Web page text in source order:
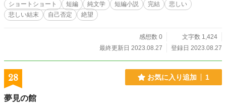
ショートショート 短編 純文学 短編小説 完結
悲しい
悲しい結末
自己否定 絶望
感想数 0
文字数 1,424
最終更新日 2023.08.27
登録日 2023.08.27
28 お気に入り追加 1
夢見の館